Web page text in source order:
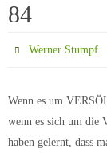
84
Werner Stumpf
Wenn es um
wenn es sich um die
haben gelernt, dass